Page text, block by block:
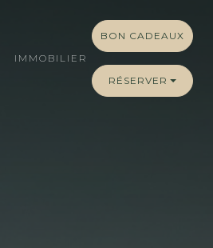
IMMOBILIER
BON CADEAUX
RÉSERVER